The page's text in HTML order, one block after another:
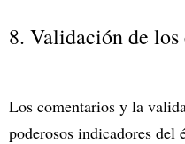
8. Validación de
Los comentarios y la
poderosos indicadores del